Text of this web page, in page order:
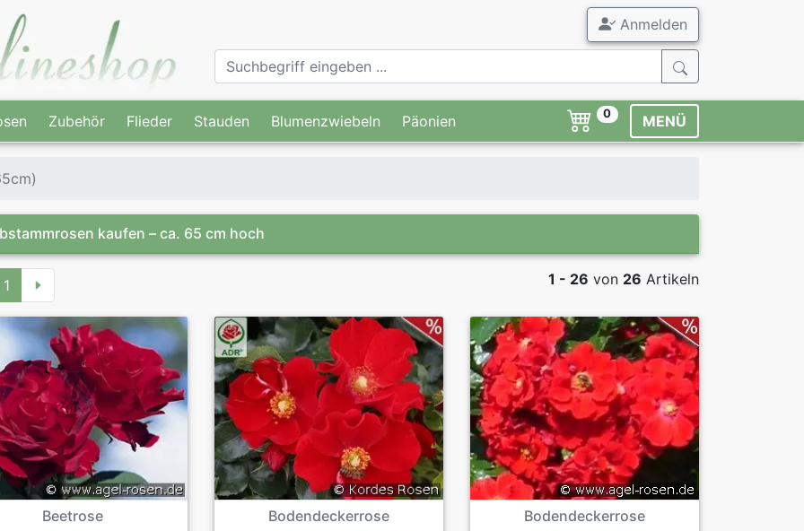
Anmelden
Zubehör Flieder Stauden Blumenzwiebeln Päonien 0 MENÜ
kaufen – ca. 65 cm hoch
1 1 - 26 von 26 Artikeln
Beetrose Bodendeckerrose Bodendeckerrose